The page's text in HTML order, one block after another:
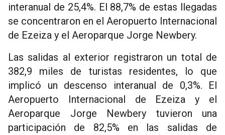
interanual de 25,4%. El 88,7% de estas llegadas
se concentraron en el Aeropuerto Internacional
de Ezeiza y el Aeroparque Jorge Newbery.
Las salidas al exterior registraron un total de
382,9 miles de turistas residentes, lo que
implicó un descenso interanual de 0,3%. El
Aeropuerto Internacional de Ezeiza y el
Aeroparque Jorge Newbery tuvieron una
participación de 82,5% en las salidas de